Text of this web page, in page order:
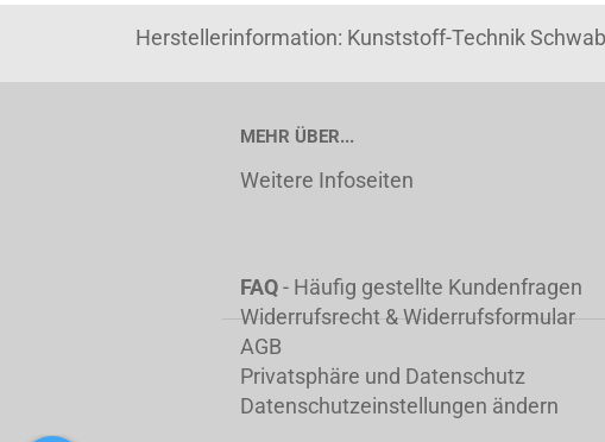
Herstellerinformation: Kunststoff-Technik
MEHR ÜBER...
Weitere Infoseiten
FAQ- Häufig gestellte Kundenfragen
Widerrufsrecht & Widerrufsformular
AGB
Privatsphäre und Datenschutz
Datenschutzeinstellungen ändern